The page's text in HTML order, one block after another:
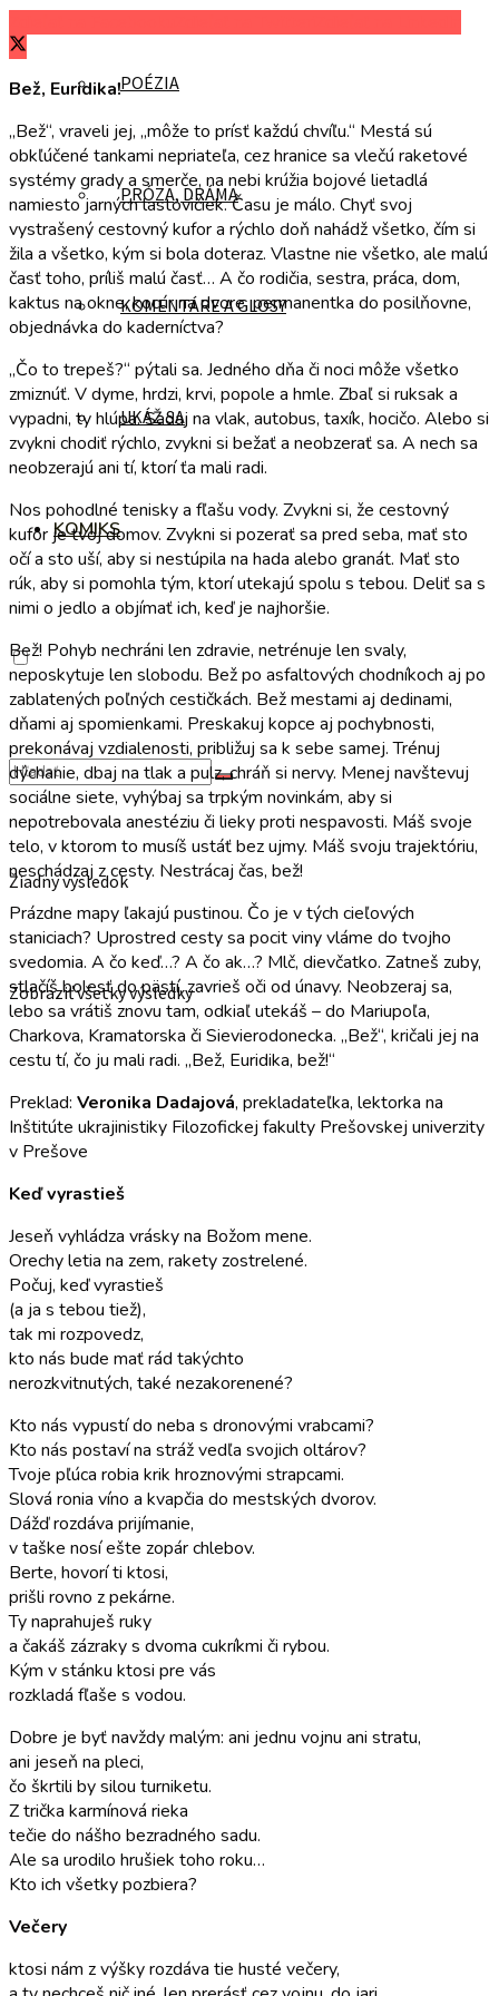
POÉZIA
PRÓZA, DRÁMA
KOMENTÁRE A GLOSY
UKÁŽ SA
KOMIKS
Žiadny výsledok
Zobraziť všetky výsledky
Bež, Euridika!
„Bež“, vraveli jej, „môže to prísť každú chvíľu.“ Mestá sú
obkľúčené tankami nepriateľa, cez hranice sa vlečú raketové
systémy grady a smerče, na nebi krúžia bojové lietadlá
namiesto jarných lastovičiek. Času je málo. Chyť svoj
vystrašený cestovný kufor a rýchlo doň nahádž všetko, čím si
žila a všetko, kým si bola doteraz. Vlastne nie všetko, ale malú
časť toho, príliš malú časť… A čo rodičia, sestra, práca, dom,
kaktus na okne, kocúr na dvore, permanentka do posilňovne,
objednávka do kaderníctva?
„Čo to trepeš?“ pýtali sa. Jedného dňa či noci môže všetko
zmiznúť. V dyme, hrdzi, krvi, popole a hmle. Zbaľ si ruksak a
vypadni, ty hlúpa. Sadaj na vlak, autobus, taxík, hocičo. Alebo si
zvykni chodiť rýchlo, zvykni si bežať a neobzerať sa. A nech sa
neobzerajú ani tí, ktorí ťa mali radi.
Nos pohodlné tenisky a fľašu vody. Zvykni si, že cestovný
kufor je tvoj domov. Zvykni si pozerať sa pred seba, mať sto
očí a sto uší, aby si nestúpila na hada alebo granát. Mať sto
rúk, aby si pomohla tým, ktorí utekajú spolu s tebou. Deliť sa s
nimi o jedlo a objímať ich, keď je najhoršie.
Bež! Pohyb nechráni len zdravie, netrénuje len svaly,
neposkytuje len slobodu. Bež po asfaltových chodníkoch aj po
zablatených poľných cestičkách. Bež mestami aj dedinami,
dňami aj spomienkami. Preskakuj kopce aj pochybnosti,
prekonávaj vzdialenosti, približuj sa k sebe samej. Trénuj
dýchanie, dbaj na tlak a pulz, chráň si nervy. Menej navštevuj
sociálne siete, vyhýbaj sa trpkým novinkám, aby si
nepotrebovala anestéziu či lieky proti nespavosti. Máš svoje
telo, v ktorom to musíš ustáť bez ujmy. Máš svoju trajektóriu,
neschádzaj z cesty. Nestrácaj čas, bež!
Prázdne mapy ľakajú pustinou. Čo je v tých cieľových
staniciach? Uprostred cesty sa pocit viny vláme do tvojho
svedomia. A čo keď…? A čo ak…? Mlč, dievčatko. Zatneš zuby,
stlačíš bolesť do pästí, zavrieš oči od únavy. Neobzeraj sa,
lebo sa vrátiš znovu tam, odkiaľ utekáš – do Mariupoľa,
Charkova, Kramatorska či Sievierodonecka. „Bež“, kričali jej na
cestu tí, čo ju mali radi. „Bež, Euridika, bež!“
Preklad: Veronika Dadajová, prekladateľka, lektorka na
Inštitúte ukrajinistiky Filozofickej fakulty Prešovskej univerzity
v Prešove
Keď vyrastieš
Jeseň vyhládza vrásky na Božom mene.
Orechy letia na zem, rakety zostrelené.
Počuj, keď vyrastieš
(a ja s tebou tiež),
tak mi rozpovedz,
kto nás bude mať rád takýchto
nerozkvitnutých, také nezakorenené?
Kto nás vypustí do neba s dronovými vrabcami?
Kto nás postaví na stráž vedľa svojich oltárov?
Tvoje pľúca robia krik hroznovými strapcami.
Slová ronia víno a kvapčia do mestských dvorov.
Dážď rozdáva prijímanie,
v taške nosí ešte zopár chlebov.
Berte, hovorí ti ktosi,
prišli rovno z pekárne.
Ty naprahuješ ruky
a čakáš zázraky s dvoma cukríkmi či rybou.
Kým v stánku ktosi pre vás
rozkladá fľaše s vodou.
Dobre je byť navždy malým: ani jednu vojnu ani stratu,
ani jeseň na pleci,
čo škrtili by silou turniketu.
Z trička karmínová rieka
tečie do nášho bezradného sadu.
Ale sa urodilo hrušiek toho roku…
Kto ich všetky pozbiera?
Večery
ktosi nám z výšky rozdáva tie husté večery,